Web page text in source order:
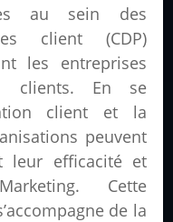
au sein des
client (CDP)
les entreprises
clients. En se
client et la
peuvent
leur efficacité et
Cette
de la